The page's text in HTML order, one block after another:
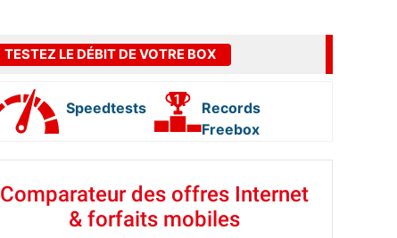
TESTEZ LE DÉBIT DE VOTRE BOX
Speedtests
Records
Freebox
Comparateur des offres Internet
& forfaits mobiles